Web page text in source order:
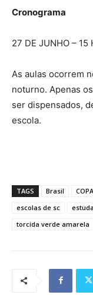
Cronograma
27 DE JUNHO – 15
As aulas ocorrem
noturno. Apenas
ser dispensados,
escola.
TAGS Brasil
escolas de sc
torcida verde amarela